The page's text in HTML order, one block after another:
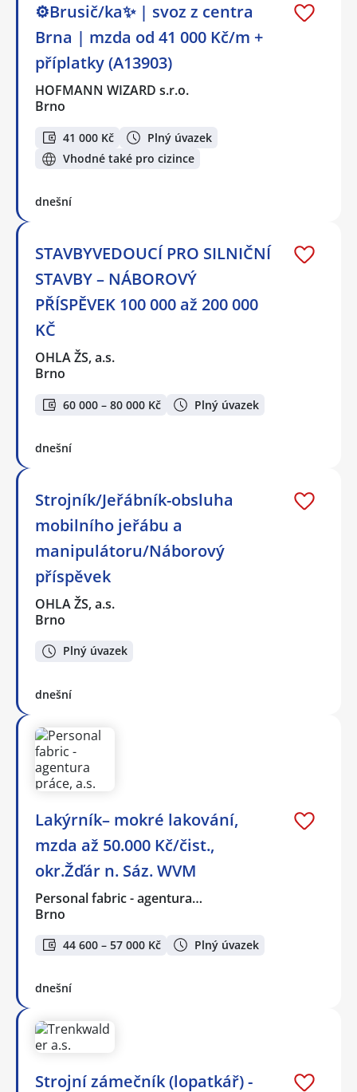
⚙️Brusič/ka✨ | svoz z centra
Brna | mzda od 41 000 Kč/m +
příplatky (A13903)
HOFMANN WIZARD s.r.o.
Brno
41 000 Kč
Plný úvazek
Vhodné také pro cizince
dnešní
STAVBYVEDOUCÍ PRO SILNIČNÍ
STAVBY – NÁBOROVÝ
PŘÍSPĚVEK 100 000 až 200 000
KČ
OHLA ŽS, a.s.
Brno
60 000 – 80 000 Kč Plný úvazek
dnešní
Strojník/Jeřábník-obsluha
mobilního jeřábu a
manipulátoru/Náborový
příspěvek
OHLA ŽS, a.s.
Brno
Plný úvazek
dnešní
Lakýrník– mokré lakování,
mzda až 50.000 Kč/čist.,
okr.Žďár n. Sáz. WVM
Personal fabric - agentura…
Brno
44 600 – 57 000 Kč Plný úvazek
dnešní
Strojní zámečník (lopatkář) -